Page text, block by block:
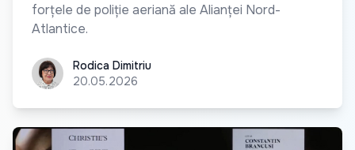
forțele de poliție aeriană ale Alianței Nord-
Atlantice.
Rodica Dimitriu
Rodica Dimitriu
20.05.2026